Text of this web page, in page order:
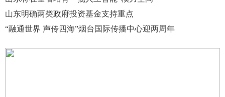
山东明确两类政府投资基金支持重点
“融通世界 声传四海”烟台国际传播中心迎两周年